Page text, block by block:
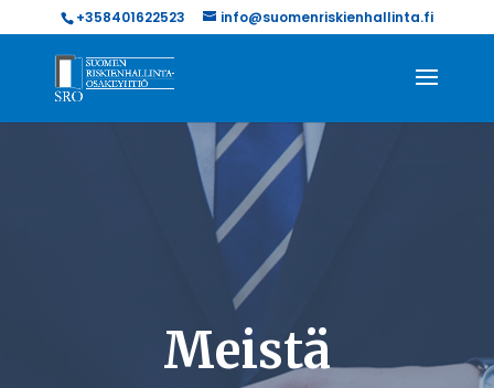
+358401622523 info@suomenriskienhallinta.fi
Meistä